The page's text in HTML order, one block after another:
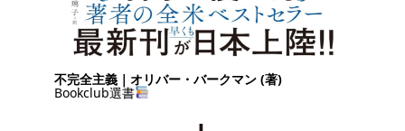
不完全主義｜オリバー・バークマン (著)
Bookclub選書